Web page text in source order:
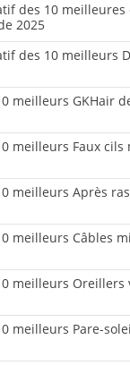
des 10 meilleures
2025
des 10 meilleurs
meilleurs GKHair
meilleurs Faux cils
meilleurs Après
meilleurs Câbles
meilleurs Oreillers
meilleurs Pare-